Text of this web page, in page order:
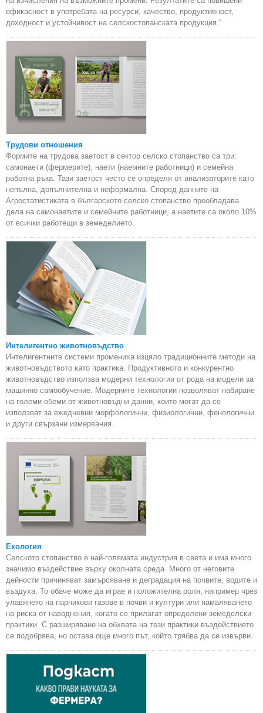
ефикасност в употребата на ресурси, качество, продуктивност,
доходност и устойчивост на селскостопанската продукция.“
Трудови отношения
Формите на трудова заетост в сектор селско стопанство са три:
самонаети (фермерите), наети (наемните работници) и семейна
работна ръка. Тази заетост често се определя от анализаторите като
непълна, допълнителна и неформална. Според данните на
Агростатистиката в българското селско стопанство преобладава
дела на самонаетите и семейните работници, а наетите са около 10%
от всички работещи в земеделието.
Интелигентно животновъдство
Интелигентните системи промениха изцяло традиционните методи на
животновъдството като практика. Продуктивното и конкурентно
животновъдство използва модерни технологии от рода на модели за
машинно самообучение. Модерните технологии позволяват набиране
на големи обеми от животновъдни данни, които могат да се
използват за ежедневни морфологични, физиологични, фенологични
и други свързани измервания.
Екология
Селското стопанство е най-голямата индустрия в света и има много
значимо въздействие върху околната среда. Много от неговите
дейности причиняват замърсяване и деградация на почвите, водите и
въздуха. То обаче може да играе и положителна роля, например чрез
улавянето на парникови газове в почви и култури или намаляването
на риска от наводнения, когато се прилагат определени земеделски
практики. С разширяване на обхвата на тези практики въздействието
се подобрява, но остава още много път, който трябва да се извърви.